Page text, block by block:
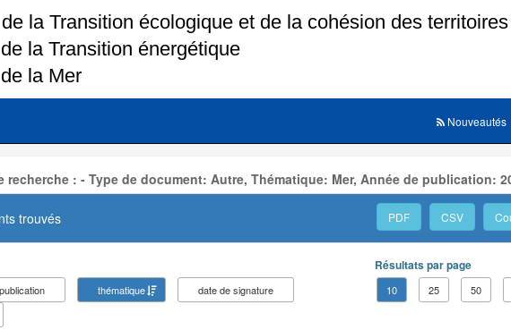
Nouveautés
recherche : - Type de document: Autre, Thématique: Mer, Année de publication:
trouvés PDF CSV
thématique
date de signature
Résultats par page
10 25 50